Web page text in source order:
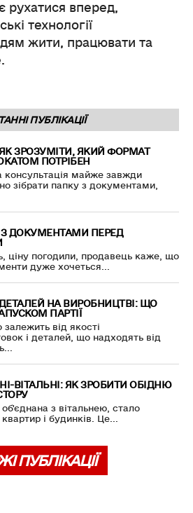
рухатися вперед,
технології
жити, працювати та
ПУБЛІКАЦІЇ
ЗРОЗУМІТИ, ЯКИЙ ФОРМАТ
ПОТРІБЕН
майже завжди
зібрати папку з документами,
ДОКУМЕНТАМИ ПЕРЕД
ціну погодили, продавець каже, що
дуже хочеться...
НА ВИРОБНИЦТВІ: ЩО
ПАРТІЇ
від якості
і деталей, що надходять від
ВІТАЛЬНІ: ЯК ЗРОБИТИ ОБІДНЮ
з вітальнею, стало
і будинків. Це...
ПУБЛІКАЦІЇ